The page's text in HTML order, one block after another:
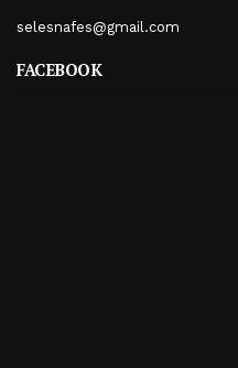
selesnafes@gmail.com
FACEBOOK